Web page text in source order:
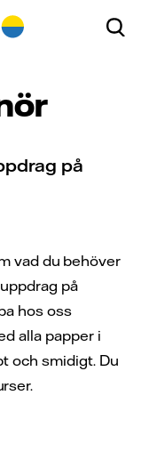
på
vad du behöver
på
hos oss
alla papper i
och smidigt. Du